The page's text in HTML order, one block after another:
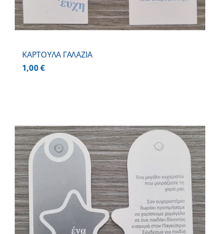
ΚΑΡΤΟΥΛΑ ΓΑΛΑΖΙΑ
1,00€